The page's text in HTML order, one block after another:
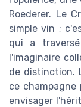
Roederer. Le
simple vin ;
qui a
l'imaginaire
de distinction.
ce champagne
envisager